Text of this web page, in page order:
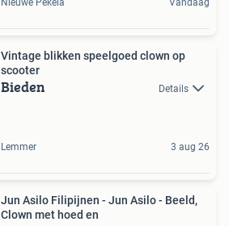
Nieuwe Pekela Vandaag
Vintage blikken speelgoed clown op
scooter
Bieden Details
Lemmer 3 aug 26
Jun Asilo Filipijnen - Jun Asilo - Beeld,
Clown met hoed en